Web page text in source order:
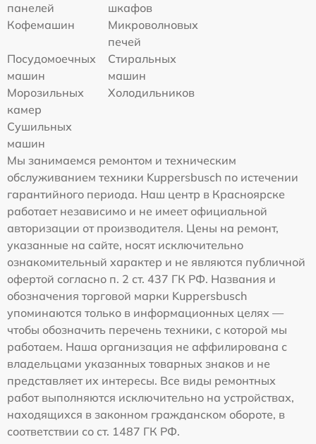
панелей
шкафов
Кофемашин
Микроволновых
печей
Посудомоечных
машин
Стиральных
машин
Морозильных
камер
Холодильников
Сушильных
машин
Мы занимаемся ремонтом и техническим
обслуживанием техники Kuppersbusch по истечении
гарантийного периода. Наш центр в Красноярске
работает независимо и не имеет официальной
авторизации от производителя. Цены на ремонт,
указанные на сайте, носят исключительно
ознакомительный характер и не являются публичной
офертой согласно п. 2 ст. 437 ГК РФ. Названия и
обозначения торговой марки Kuppersbusch
упоминаются только в информационных целях —
чтобы обозначить перечень техники, с которой мы
работаем. Наша организация не аффилирована с
владельцами указанных товарных знаков и не
представляет их интересы. Все виды ремонтных
работ выполняются исключительно на устройствах,
находящихся в законном гражданском обороте, в
соответствии со ст. 1487 ГК РФ.